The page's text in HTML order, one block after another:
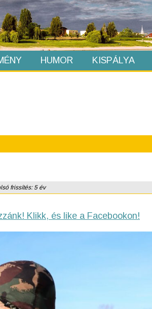
HUMOR KISPÁLYA
frissítés: 5 év
Klikk, és like a Facebookon!